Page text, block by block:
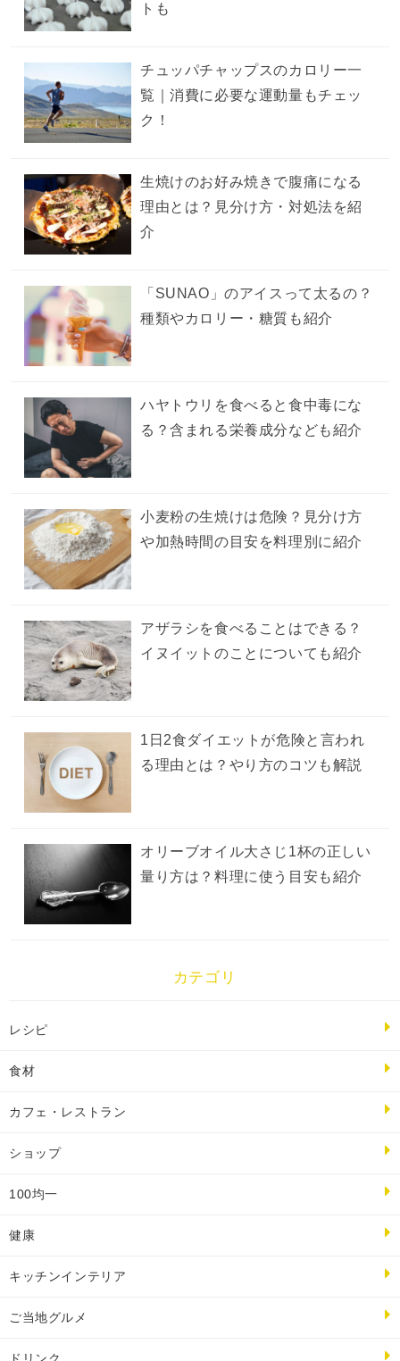
トも
チュッパチャップスのカロリー一
覧｜消費に必要な運動量もチェッ
ク！
生焼けのお好み焼きで腹痛になる
理由とは？見分け方・対処法を紹
介
「SUNAO」のアイスって太るの？
種類やカロリー・糖質も紹介
ハヤトウリを食べると食中毒にな
る？含まれる栄養成分なども紹介
小麦粉の生焼けは危険？見分け方
や加熱時間の目安を料理別に紹介
アザラシを食べることはできる？
イヌイットのことについても紹介
1日2食ダイエットが危険と言われ
る理由とは？やり方のコツも解説
オリーブオイル大さじ1杯の正しい
量り方は？料理に使う目安も紹介
カテゴリ
レシピ
食材
カフェ・レストラン
ショップ
100均一
健康
キッチンインテリア
ご当地グルメ